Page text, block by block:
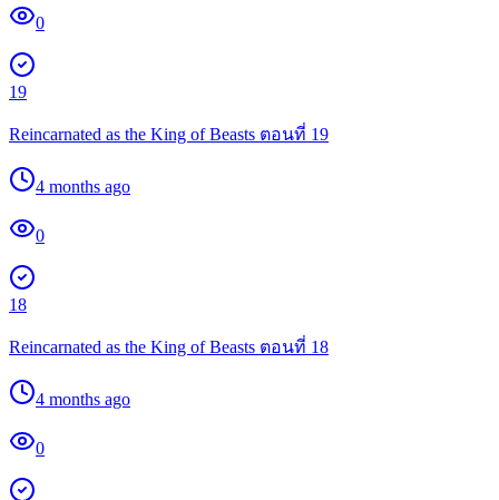
0
19
Reincarnated as the King of Beasts ตอนที่ 19
4 months ago
0
18
Reincarnated as the King of Beasts ตอนที่ 18
4 months ago
0